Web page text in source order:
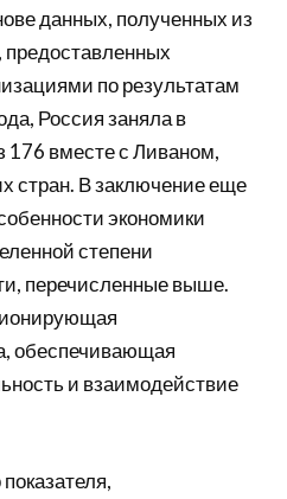
данных, полученных из
предоставленных
по результатам
Россия заняла в
176 вместе с Ливаном,
стран. В заключение еще
экономики
степени
перечисленные выше.
обеспечивающая
и взаимодействие